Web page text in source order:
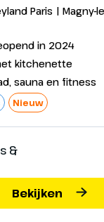
Paris | Magny-
in 2024
kitchenette
sauna en fitness
Nieuw
&
Bekijken